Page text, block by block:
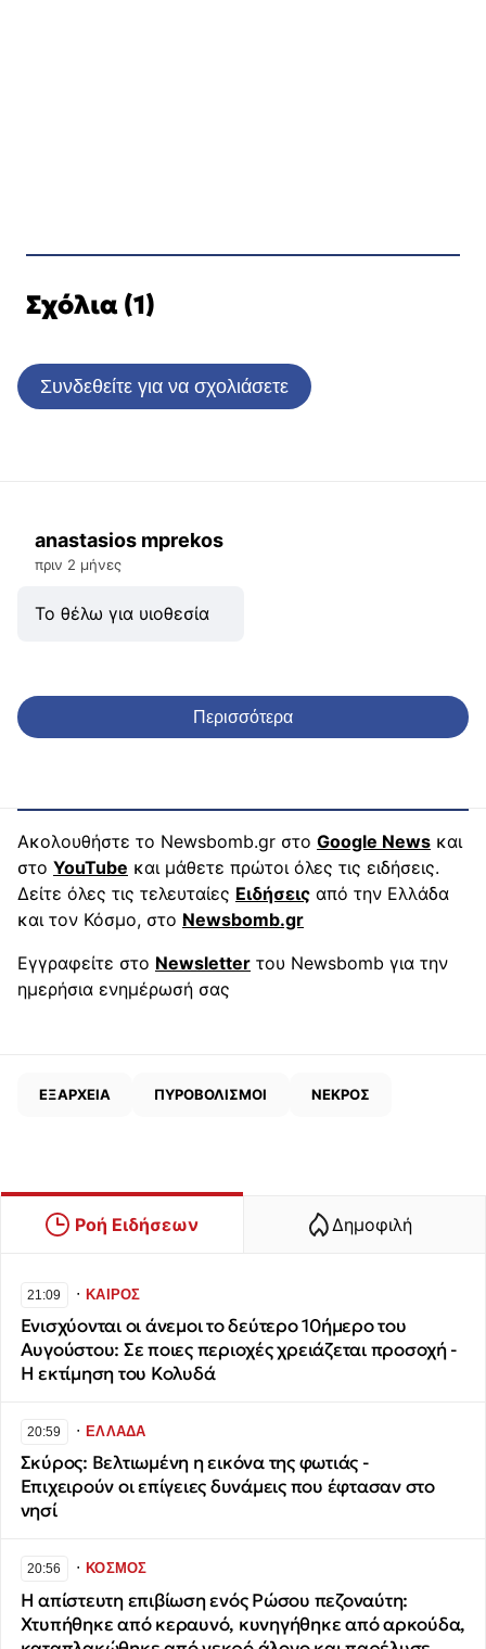
Σχόλια (1)
Συνδεθείτε για να σχολιάσετε
anastasios mprekos
πριν 2 μήνες
Το θέλω για υιοθεσία
Περισσότερα
Ακολουθήστε το Newsbomb.gr στο Google News και
στο YouTube και μάθετε πρώτοι όλες τις ειδήσεις.
Δείτε όλες τις τελευταίες Ειδήσεις από την Ελλάδα
και τον Κόσμο, στο Newsbomb.gr
Εγγραφείτε στο Newsletter του Newsbomb για την
ημερήσια ενημέρωσή σας
ΕΞΑΡΧΕΙΑ ΠΥΡΟΒΟΛΙΣΜΟΙ ΝΕΚΡΟΣ
Ροή Ειδήσεων Δημοφιλή
21:09 ∙ΚΑΙΡΟΣ
Ενισχύονται οι άνεμοι το δεύτερο 10ήμερο του
Αυγούστου: Σε ποιες περιοχές χρειάζεται προσοχή -
Η εκτίμηση του Κολυδά
20:59 ∙ΕΛΛΑΔΑ
Σκύρος: Βελτιωμένη η εικόνα της φωτιάς -
Επιχειρούν οι επίγειες δυνάμεις που έφτασαν στο
νησί
20:56 ∙ΚΟΣΜΟΣ
Η απίστευτη επιβίωση ενός Ρώσου πεζοναύτη:
Χτυπήθηκε από κεραυνό, κυνηγήθηκε από αρκούδα,